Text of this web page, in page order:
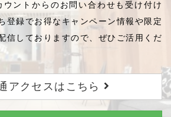
ントからのお問い合わせも受け付け
登録でお得なキャンペーン情報や限定
信しておりますので、ぜひご活用くだ
アクセスはこちら